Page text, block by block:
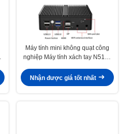
Máy tính mini không quạt công
nghiệp Máy tính xách tay N5105
không quạt
Nhận được giá tốt nhất